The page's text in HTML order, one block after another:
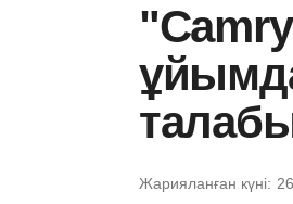
Жарияланған күні: